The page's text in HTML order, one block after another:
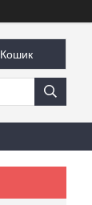
Кошик